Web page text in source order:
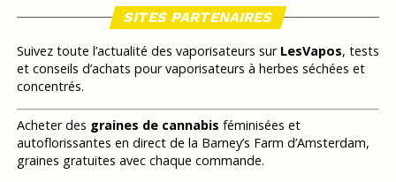
SITES PARTENAIRES
Suivez toute l’actualité des vaporisateurs sur LesVapos, tests
et conseils d’achats pour vaporisateurs à herbes séchées et
concentrés.
Acheter des graines de cannabis féminisées et
autoflorissantes en direct de la Barney’s Farm d’Amsterdam,
graines gratuites avec chaque commande.